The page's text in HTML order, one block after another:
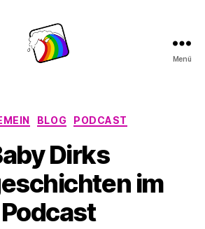
Menü
Kategorien
BLOG PODCAST
Dirks
im
Podcast